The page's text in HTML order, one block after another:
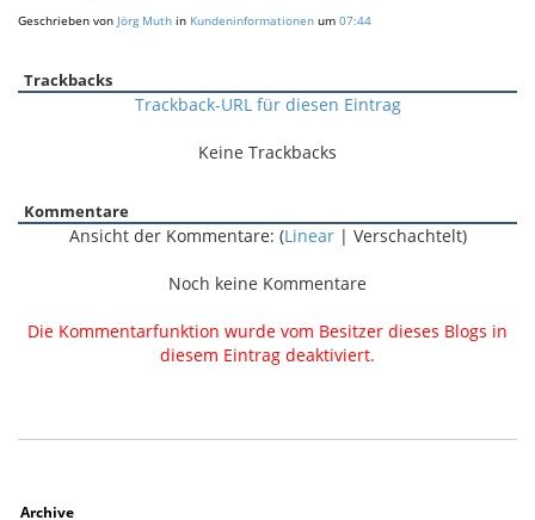
Geschrieben von Jörg Muth in Kundeninformationen um 07:44
Trackbacks
Trackback-URL für diesen Eintrag
Keine Trackbacks
Kommentare
Ansicht der Kommentare: (Linear| Verschachtelt)
Noch keine Kommentare
Die Kommentarfunktion wurde vom Besitzer dieses Blogs in
diesem Eintrag deaktiviert.
Archive